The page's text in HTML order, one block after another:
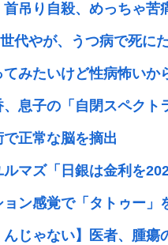
首吊り自殺、めっちゃ苦
代やが、うつ病で死に
てみたいけど性病怖いか
、息子の「自閉スペク
で正常な脳を摘出
ルマズ「日銀は金利を
ョン感覚で「タトゥー
んじゃない】医者、腫